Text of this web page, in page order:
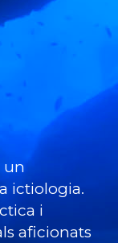
un
ictiologia.
i
aficionats